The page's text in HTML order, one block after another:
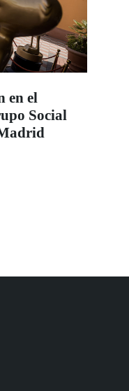
en el
Social